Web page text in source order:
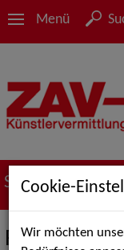
Menü
Suche nach
Rahel
Cookie-
Wir möchten